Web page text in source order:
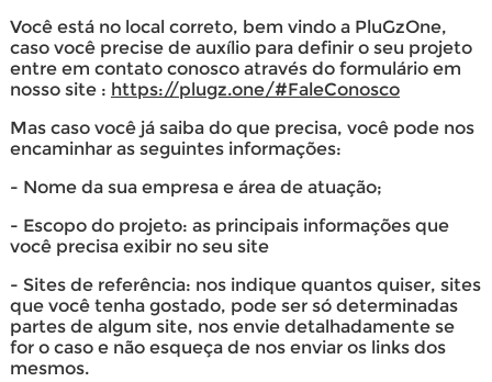
Você está no local correto, bem vindo a PluGzOne,
caso você precise de auxílio para definir o seu projeto
entre em contato conosco através do formulário em
nosso site : https://plugz.one/#FaleConosco
Mas caso você já saiba do que precisa, você pode nos
encaminhar as seguintes informações:
- Nome da sua empresa e área de atuação;
- Escopo do projeto: as principais informações que
você precisa exibir no seu site
- Sites de referência: nos indique quantos quiser, sites
que você tenha gostado, pode ser só determinadas
partes de algum site, nos envie detalhadamente se
for o caso e não esqueça de nos enviar os links dos
mesmos.